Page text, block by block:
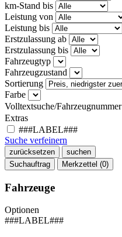
km-Stand bis
Leistung von
Leistung bis
Erstzulassung ab
Erstzulassung bis
Fahrzeugtyp
Fahrzeugzustand
Sortierung
Farbe
Volltextsuche/Fahrzeugnummer
Extras
###LABEL###
Suche verfeinern
zurücksetzen
suchen
Suchauftrag
Merkzettel (0)
Fahrzeuge
Optionen
###LABEL###